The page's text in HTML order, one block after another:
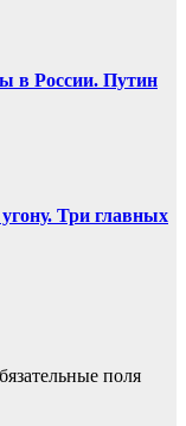
в России. Путин
Три главных
поля